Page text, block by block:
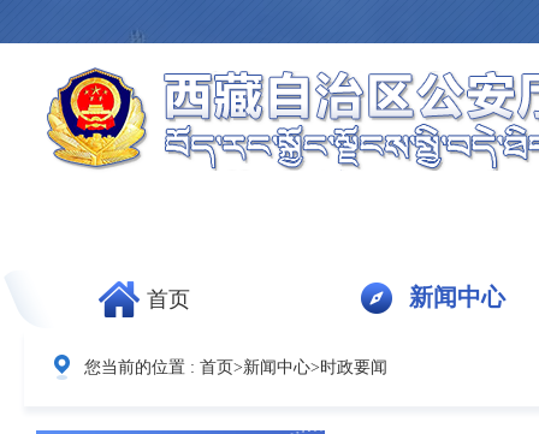
首页 新闻中心
您当前的位置 : 首页>新闻中心>时政要闻